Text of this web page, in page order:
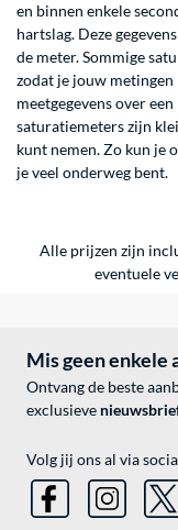
en binnen enkele
hartslag. Deze
de meter. Sommige
zodat je jouw metingen
meetgegevens over
saturatiemeters zijn
kunt nemen. Zo kun je
je veel onderweg bent.
Alle prijzen zijn
eventuele
Mis geen enkele
Ontvang de beste
exclusieve
Volg jij ons al via